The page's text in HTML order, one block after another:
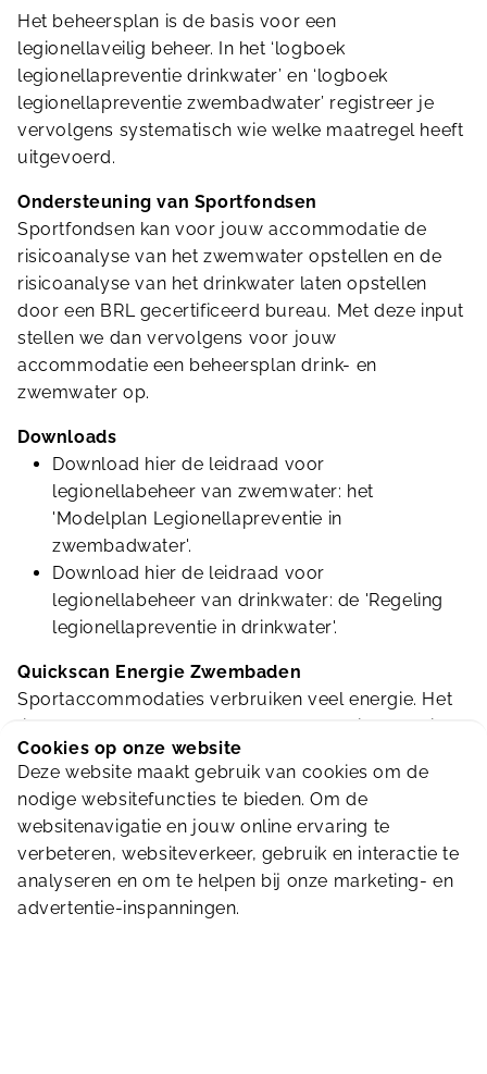
Het beheersplan is de basis voor een
legionellaveilig beheer. In het ‘logboek
legionellapreventie drinkwater’ en ‘logboek
legionellapreventie zwembadwater’ registreer je
vervolgens systematisch wie welke maatregel heeft
uitgevoerd.
Ondersteuning van Sportfondsen
Sportfondsen kan voor jouw accommodatie de
risicoanalyse van het zwemwater opstellen en de
risicoanalyse van het drinkwater laten opstellen
door een BRL gecertificeerd bureau. Met deze input
stellen we dan vervolgens voor jouw
accommodatie een beheersplan drink- en
zwemwater op.
Downloads
Download hier de leidraad voor
legionellabeheer van zwemwater: het
'Modelplan Legionellapreventie in
zwembadwater'.
Download hier de leidraad voor
legionellabeheer van drinkwater: de 'Regeling
legionellapreventie in drinkwater'.
Quickscan Energie Zwembaden
Sportaccommodaties verbruiken veel energie. Het
ligt daarom voor de hand om het energieverbruik te
monitoren en energieverlies te beperken.
Sportfondsen doet meer. Via een QuickScan Energie
Zwembaden helpen wij je bijvoorbeeld om het
energieverbruik te verlagen.Zie ook onder
verduurzaming. Zo spaar je niet alleen geld, maar
ook het milieu.
Cookies op onze website
Deze website maakt gebruik van cookies om de
nodige websitefuncties te bieden. Om de
websitenavigatie en jouw online ervaring te
verbeteren, websiteverkeer, gebruik en interactie te
analyseren en om te helpen bij onze marketing- en
advertentie-inspanningen.